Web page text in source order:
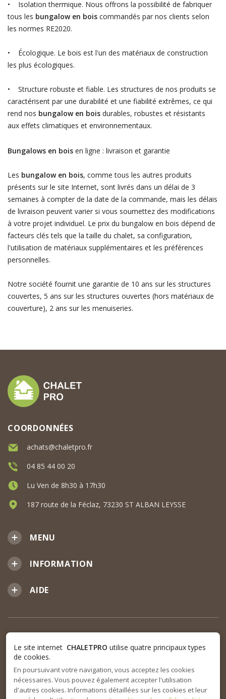
• Isolation thermique. Nous offrons la possibilité de fabriquer
tous les bungalow en boiscommandés par nos clients selon
les normes RE2020.
• Écologique. Le bois est l'un des matériaux de construction
les plus écologiques.
• Structure robuste et fiable. Les structures de nos produits se
caractérisent par une durabilité et une fiabilité extrêmes, ce qui
rend nos bungalow en bois durables, robustes et résistants
aux effets climatiques et environnementaux.
Bungalows en boisen ligne : livraison et garantie
Les bungalow en bois, comme tous les autres produits
présents sur le site Internet, sont livrés dans un délai de 3
semaines à compter de la date de la commande, mais les délais
de livraison peuvent varier si vous soumettez des modifications
à votre projet individuel. Le prix du bungalow en bois dépend de
facteurs clés tels que la taille du chalet, sa configuration,
l'utilisation de matériaux supplémentaires et les préférences
personnelles.
Notre société fournit une garantie de 10 ans sur les structures
couvertes, 5 ans sur les structures ouvertes (hors matériaux de
couverture), 2 ans sur les menuiseries.
MENU
INFORMATION
AIDE
COORDONNÉES
achats@chaletpro.fr
04 85 44 00 20
Lu Ven de 8h30 à 17h30
187 route de la Féclaz, 73230 ST ALBAN LEYSSE
Le site internet CHALETPRO utilise quatre principaux types
de cookies.
En poursuivant votre navigation, vous acceptez les cookies
nécessaires. Vous pouvez également accepter l'utilisation
d'autres cookies. Informations détaillées sur les cookies et leur